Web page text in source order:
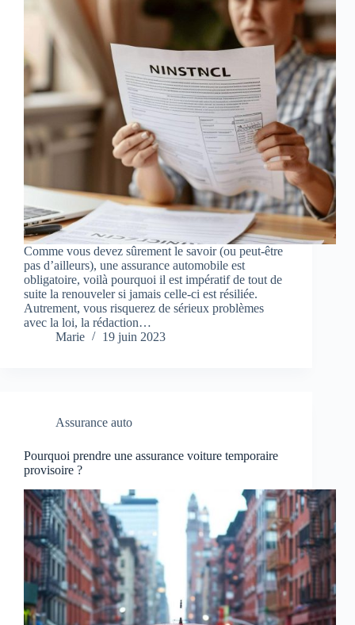
Comme vous devez sûrement le savoir (ou peut-être
pas d’ailleurs), une assurance automobile est
obligatoire, voilà pourquoi il est impératif de tout de
suite la renouveler si jamais celle-ci est résiliée.
Autrement, vous risquerez de sérieux problèmes
avec la loi, la rédaction…
Marie
19 juin 2023
Assurance auto
Pourquoi prendre une assurance voiture temporaire
provisoire ?